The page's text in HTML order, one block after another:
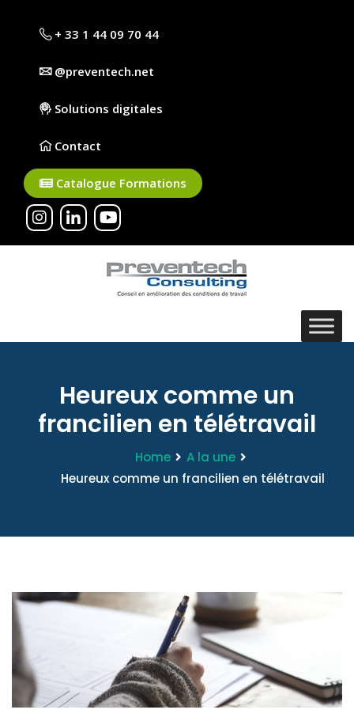
+ 33 1 44 09 70 44
@preventech.net
Solutions digitales
Contact
Catalogue Formations
Heureux comme un
francilien en télétravail
Home
A la une
Heureux comme un francilien en télétravail